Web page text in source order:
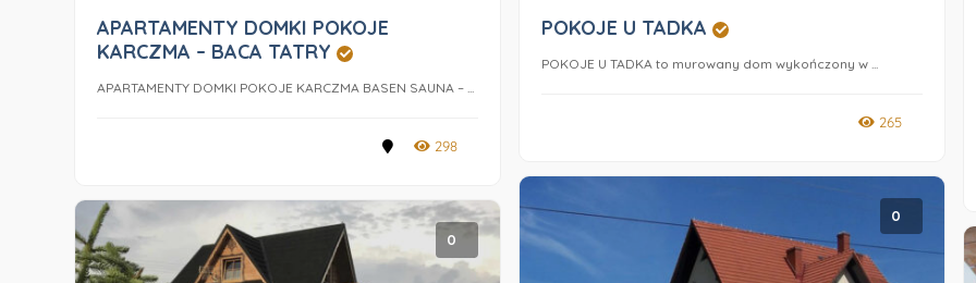
APARTAMENTY DOMKI POKOJE
KARCZMA – BACA TATRY
APARTAMENTY DOMKI POKOJE KARCZMA BASEN SAUNA – ...
298
POKOJE U TADKA
POKOJE U TADKA to murowany dom wykończony w ...
265
0
0